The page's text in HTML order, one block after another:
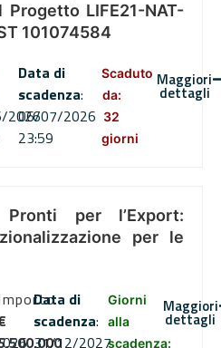
LIFE21-NAT-
101074584
2026
Data di
scadenza:
06/07/2026
23:59
Scaduto
da:
32
giorni
Maggiori
dettagli
per l’Export:
per le
Data di
scadenza:
31/12/2027
Giorni
alla
scadenza:
Maggiori
dettagli